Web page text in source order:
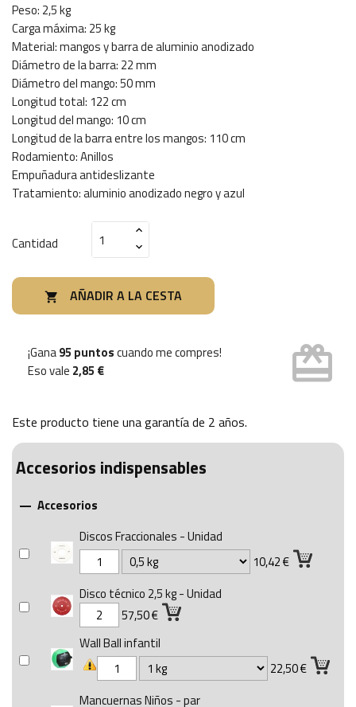
Peso: 2,5 kg
Carga máxima: 25 kg
Material: mangos y barra de aluminio anodizado
Diámetro de la barra: 22 mm
Diámetro del mango: 50 mm
Longitud total: 122 cm
Longitud del mango: 10 cm
Longitud de la barra entre los mangos: 110 cm
Rodamiento: Anillos
Empuñadura antideslizante
Tratamiento: aluminio anodizado negro y azul
Cantidad
 AÑADIR A LA CESTA
¡Gana95 puntoscuando me compres!
Eso vale 2,85 € card_giftcard
Este producto tiene una garantía de 2 años.
Accesorios indispensables
 Accesorios
Discos Fraccionales - Unidad
10,42 €
Disco técnico 2,5 kg - Unidad
57,50 €
Wall Ball infantil
22,50 €
Mancuernas Niños - par